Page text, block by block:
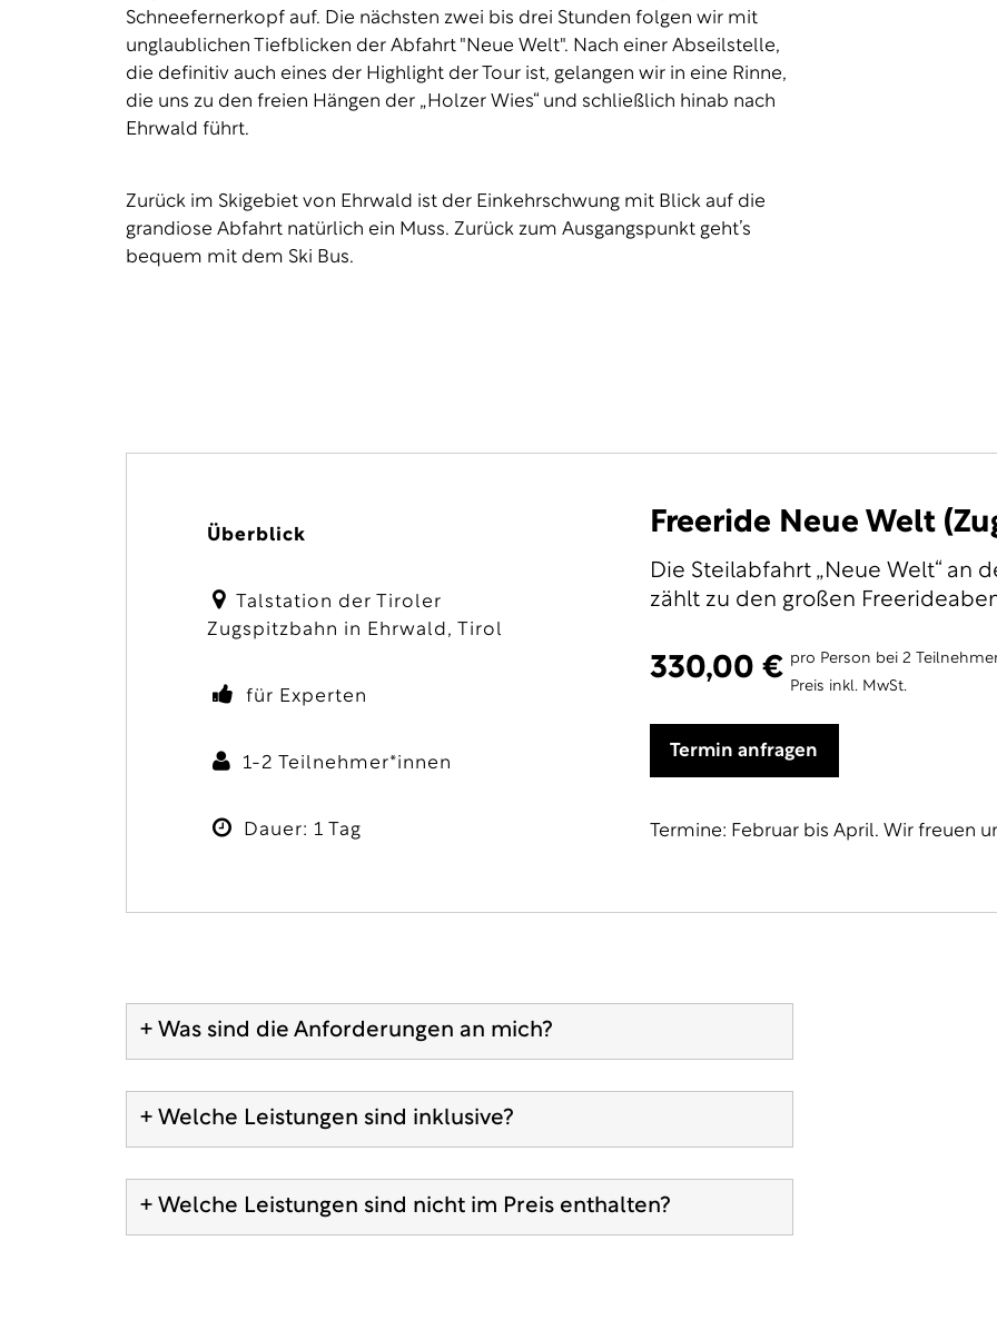
Schneefernerkopf auf. Die nächsten zwei bis drei Stunden folgen wir mit
unglaublichen Tiefblicken der Abfahrt "Neue Welt". Nach einer Abseilstelle,
die definitiv auch eines der Highlight der Tour ist, gelangen wir in eine Rinne,
die uns zu den freien Hängen der „Holzer Wies“ und schließlich hinab nach
Ehrwald führt.
Zurück im Skigebiet von Ehrwald ist der Einkehrschwung mit Blick auf die
grandiose Abfahrt natürlich ein Muss. Zurück zum Ausgangspunkt geht’s
bequem mit dem Ski Bus.
Überblick
Talstation der Tiroler
Zugspitzbahn in Ehrwald, Tirol
für Experten
1-2 Teilnehmer*innen
Dauer: 1 Tag
Freeride Neue Welt
Die Steilabfahrt „Neue Welt“ an
zählt zu den großen
330,00 € pro Person bei 2
Preis inkl. MwSt.
Termin anfragen
Termine: Februar bis April. Wir freuen
+ Was sind die Anforderungen an mich?
+ Welche Leistungen sind inklusive?
+ Welche Leistungen sind nicht im Preis enthalten?